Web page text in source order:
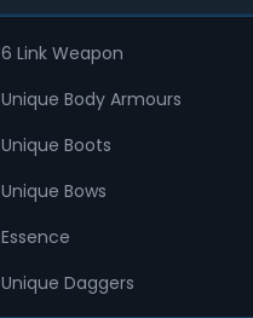
6 Link Weapon
Unique Body Armours
Unique Boots
Unique Bows
Essence
Unique Daggers